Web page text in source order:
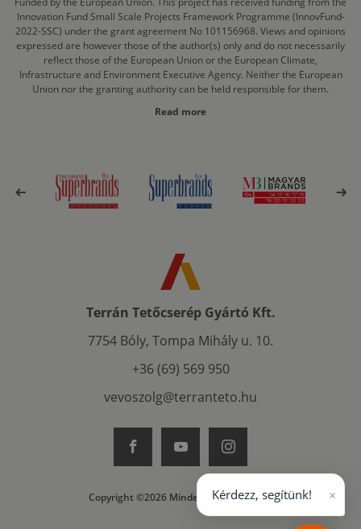
Innovation Fund Small Scale Projects Framework Programme (InnovFund-
2022-SSC) under the grant agreement No 101156968. Views and opinions
expressed are however those of the author(s) only and do not necessarily
reflect those of the European Union or the European Climate,
Infrastructure and Environment Executive Agency. Neither the European
Union nor the granting authority can be held responsible for them.
Read more
Terrán Tetőcserép Gyártó Kft.
7754 Bóly, Tompa Mihály u. 10.
+36 (69) 569 950
vevoszolg@terranteto.hu
Copyright ©2026 Minden jog fenntartva
Kérdezz, segítünk! ×